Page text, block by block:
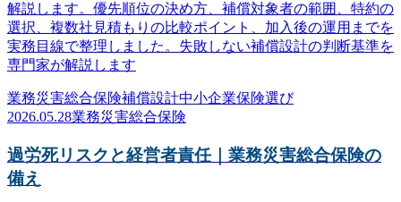
解説します。優先順位の決め方、補償対象者の範囲、特約の
選択、複数社見積もりの比較ポイント、加入後の運用までを
実務目線で整理しました。失敗しない補償設計の判断基準を
専門家が解説します
業務災害総合保険補償設計中小企業保険選び
2026.05.28業務災害総合保険
過労死リスクと経営者責任｜業務災害総合保険の
備え